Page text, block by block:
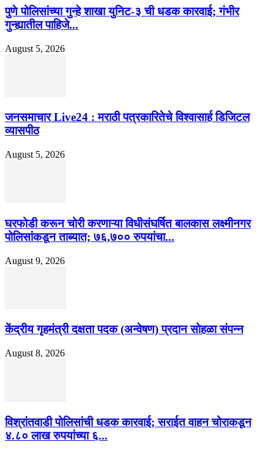
पुणे पोलिसांच्या गुन्हे शाखा युनिट-३ ची धडक कारवाई; गंभीर
गुन्ह्यातील पाहिजे...
August 5, 2026
जनसमाचार Live24 : मराठी पत्रकारितेचे विश्वासार्ह डिजिटल
व्यासपीठ
August 5, 2026
घरफोडी करून चोरी करणाऱ्या विधीसंघर्षित बालकास लक्ष्मीनगर
पोलिसांकडून ताब्यात; ७६,७०० रुपयांचा...
August 9, 2026
केंद्रीय गृहमंत्री दक्षता पदक (अन्वेषण) प्रदान सोहळा संपन्न
August 8, 2026
विश्रांतवाडी पोलिसांची धडक कारवाई; सराईत वाहन चोराकडून
४.८० लाख रुपयांच्या ६...